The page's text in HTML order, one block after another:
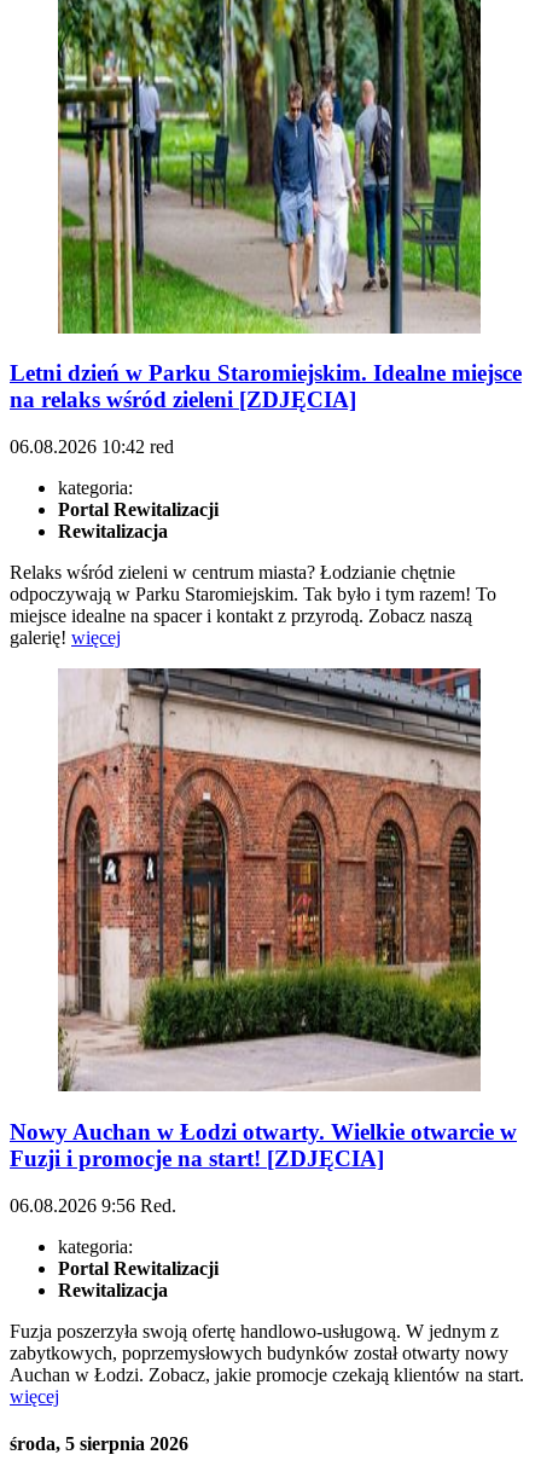
Letni dzień w Parku Staromiejskim. Idealne miejsce
na relaks wśród zieleni [ZDJĘCIA]
06.08.2026 10:42 red
kategoria:
Portal Rewitalizacji
Rewitalizacja
Relaks wśród zieleni w centrum miasta? Łodzianie chętnie
odpoczywają w Parku Staromiejskim. Tak było i tym razem! To
miejsce idealne na spacer i kontakt z przyrodą. Zobacz naszą
galerię! więcej
Nowy Auchan w Łodzi otwarty. Wielkie otwarcie w
Fuzji i promocje na start! [ZDJĘCIA]
06.08.2026 9:56 Red.
kategoria:
Portal Rewitalizacji
Rewitalizacja
Fuzja poszerzyła swoją ofertę handlowo-usługową. W jednym z
zabytkowych, poprzemysłowych budynków został otwarty nowy
Auchan w Łodzi. Zobacz, jakie promocje czekają klientów na start.
więcej
środa, 5 sierpnia 2026